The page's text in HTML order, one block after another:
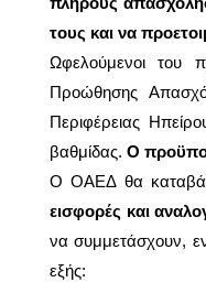
τους και να
Ωφελούμενοι του
Προώθησης
Περιφέρειας
βαθμίδας. Ο
Ο ΟΑΕΔ θα
εισφορές και
να συμμετάσχουν,
εξής: